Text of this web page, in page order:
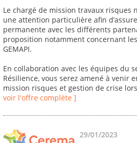
Le chargé de mission travaux risques
une attention particulière afin
permanente avec les différents
proposition notamment concernant
GEMAPI.
En collaboration avec les équipes du
Résilience, vous serez amené à venir
mission risques et gestion de crise
voir l'offre complète ]
29/01/2023